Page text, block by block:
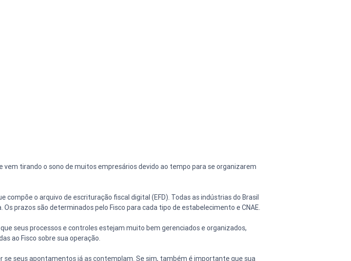
vem tirando o sono de muitos empresários devido ao tempo para se organizarem
compõe o arquivo de escrituração fiscal digital (EFD). Todas as indústrias do Brasil
prazos são determinados pelo Fisco para cada tipo de estabelecimento e CNAE.
seus processos e controles estejam muito bem gerenciados e organizados,
ao Fisco sobre sua operação.
se seus apontamentos já as contemplam. Se sim, também é importante que sua